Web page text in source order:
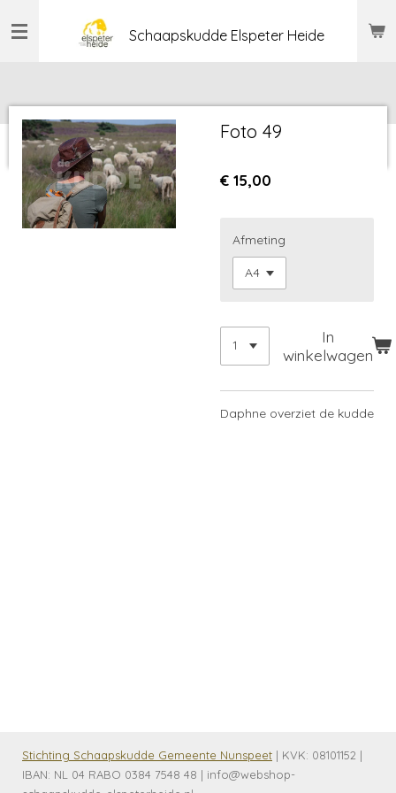
direct
Schaapskudde Elspeter Heide
Foto 49
€ 15,00
Afmeting
In
winkelwagen
Daphne overziet de kudde
Stichting Schaapskudde Gemeente Nunspeet | KVK: 08101152 |
IBAN: NL 04 RABO 0384 7548 48 | info@webshop-